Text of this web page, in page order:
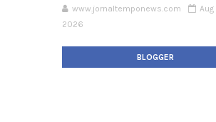
www.jornaltemponews.com
2026
BLOGGER